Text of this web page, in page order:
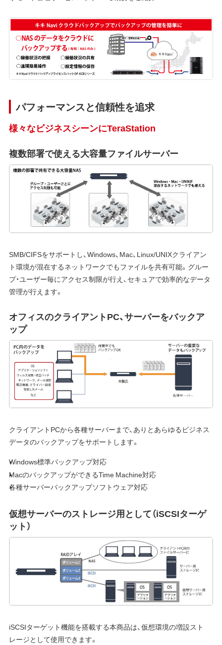
パフォーマンスと信頼性を追求
様々なビジネスシーンにTeraStation
複数部署で使える大容量ファイルサーバー
SMB/CIFSをサポートし、Windows、Mac、Linux/UNIXクライアン
ト環境が混在するネットワークでもファイルを共有可能。グルー
プ・ユーザー毎にアクセス制限が行え、セキュアで効率的なデータ
管理が行えます。
オフィスのクライアントPC、サーバーをバックア
ップ
クライアントPCから各種サーバーまで、ありとあらゆるビジネス
データのバックアップをサポートします。
Windows標準バックアップ対応
MacのバックアップができるTime Machine対応
各種サーバーバックアップソフトウェア対応
仮想サーバーのストレージ用として（iSCSIターゲ
ット）
iSCSIターゲット機能を搭載する本商品は、仮想環境の増設スト
レージとして使用できます。